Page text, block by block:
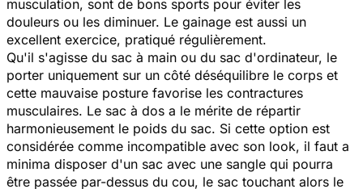
musculation, sont de bons sports pour éviter les
douleurs ou les diminuer. Le gainage est aussi un
excellent exercice, pratiqué régulièrement.
Qu'il s'agisse du sac à main ou du sac d'ordinateur, le
porter uniquement sur un côté déséquilibre le corps et
cette mauvaise posture favorise les contractures
musculaires. Le sac à dos a le mérite de répartir
harmonieusement le poids du sac. Si cette option est
considérée comme incompatible avec son look, il faut a
minima disposer d'un sac avec une sangle qui pourra
être passée par-dessus du cou, le sac touchant alors le